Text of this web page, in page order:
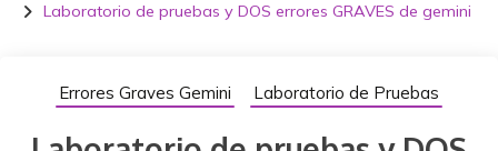
Laboratorio de pruebas y DOS errores GRAVES de gemini
Errores Graves Gemini Laboratorio de Pruebas